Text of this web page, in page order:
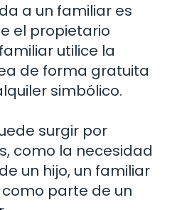
a un familiar es
el propietario
utilice la
de forma gratuita
simbólico.
surgir por
como la necesidad
un hijo, un familiar
parte de un